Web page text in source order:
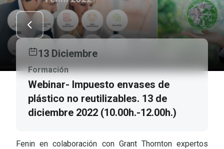
13 Diciembre
Formación
Webinar- Impuesto envases de
plástico no reutilizables. 13 de
diciembre 2022 (10.00h.-12.00h.)
Fenin en colaboración con Grant Thornton expertos